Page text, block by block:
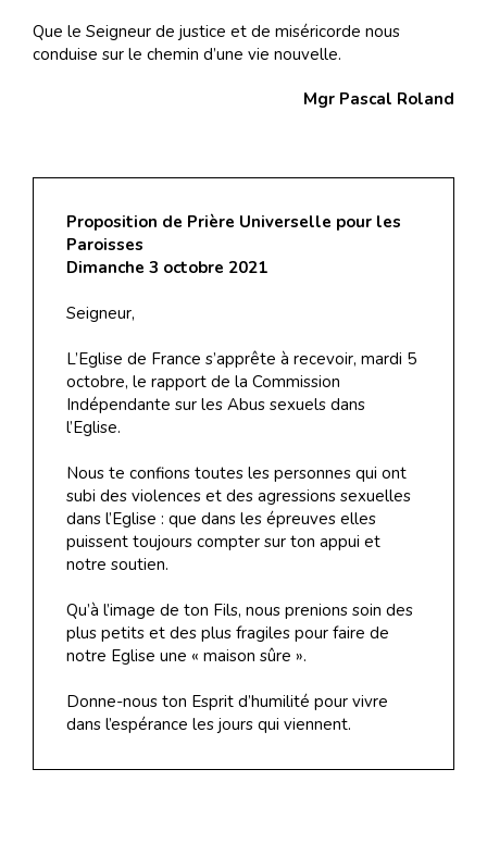
Que le Seigneur de justice et de miséricorde nous
conduise sur le chemin d’une vie nouvelle.
Mgr Pascal Roland
Proposition de Prière Universelle pour les
Paroisses
Dimanche 3 octobre 2021
Seigneur,
L’Eglise de France s’apprête à recevoir, mardi 5
octobre, le rapport de la Commission
Indépendante sur les Abus sexuels dans
l’Eglise.
Nous te confions toutes les personnes qui ont
subi des violences et des agressions sexuelles
dans l’Eglise : que dans les épreuves elles
puissent toujours compter sur ton appui et
notre soutien.
Qu’à l’image de ton Fils, nous prenions soin des
plus petits et des plus fragiles pour faire de
notre Eglise une « maison sûre ».
Donne-nous ton Esprit d’humilité pour vivre
dans l’espérance les jours qui viennent.